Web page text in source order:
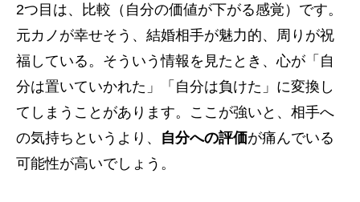
2つ目は、比較（自分の価値が下がる感覚）です。
元カノが幸せそう、結婚相手が魅力的、周りが祝
福している。そういう情報を見たとき、心が「自
分は置いていかれた」「自分は負けた」に変換し
てしまうことがあります。ここが強いと、相手へ
の気持ちというより、 自分への評価が痛んでいる
可能性が高いでしょう。